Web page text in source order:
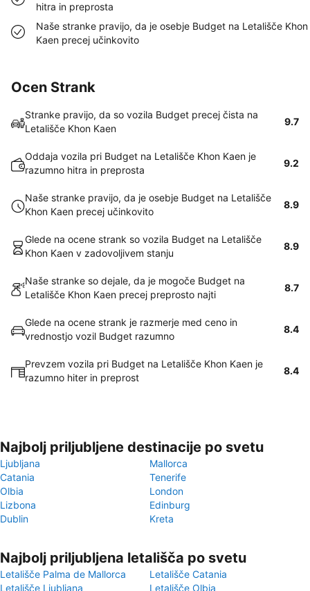
hitra in preprosta
Naše stranke pravijo, da je osebje Budget na Letališče Khon
Kaen precej učinkovito
Ocen Strank
Stranke pravijo, da so vozila Budget precej čista na
Letališče Khon Kaen
9.7
Oddaja vozila pri Budget na Letališče Khon Kaen je
razumno hitra in preprosta
9.2
Naše stranke pravijo, da je osebje Budget na Letališče
Khon Kaen precej učinkovito
8.9
Glede na ocene strank so vozila Budget na Letališče
Khon Kaen v zadovoljivem stanju
8.9
Naše stranke so dejale, da je mogoče Budget na
Letališče Khon Kaen precej preprosto najti
8.7
Glede na ocene strank je razmerje med ceno in
vrednostjo vozil Budget razumno
8.4
Prevzem vozila pri Budget na Letališče Khon Kaen je
razumno hiter in preprost
8.4
Najbolj priljubljene destinacije po svetu
Ljubljana
Mallorca
Catania
Tenerife
Olbia
London
Lizbona
Edinburg
Dublin
Kreta
Najbolj priljubljena letališča po svetu
Letališče Palma de Mallorca
Letališče Catania
Letališče Ljubljana
Letališče Olbia